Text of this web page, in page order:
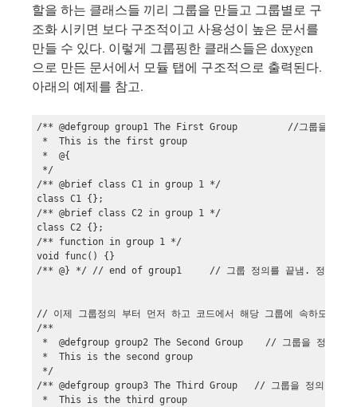
할을 하는 클래스들 끼리 그룹을 만들고 그룹별로 구
조화 시키면 보다 구조적이고 사용성이 높은 문서를
만들 수 있다. 이렇게 그룹핑한 클래스들은 doxygen
으로 만든 문서에서 모듈 탭에 구조적으로 출력된다.
아래의 예제를 참고.
/** @defgroup group1 The First Group         //그룹을 정의
*  This is the first group
*  @{
*/
/** @brief class C1 in group 1 */
class C1 {};
/** @brief class C2 in group 1 */
class C2 {};
/** function in group 1 */
void func() {}
/** @} */ // end of group1     // 그룹 정의를 끝냄. 정의 안쪽에
// 이제 그룹정의 부터 먼저 하고 코드에서 해당 그룹에 속하도록 해
/**
*  @defgroup group2 The Second Group    // 그룹을 정의
*  This is the second group
*/
/** @defgroup group3 The Third Group   // 그룹을 정의
*  This is the third group